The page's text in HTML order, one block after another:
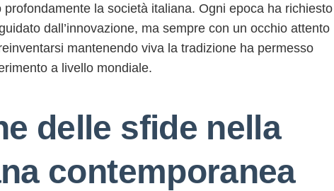
la società italiana. Ogni epoca ha richiesto
dall’innovazione, ma sempre con un occhio attento
mantenendo viva la tradizione ha permesso
a livello mondiale.
delle sfide nella
contemporanea